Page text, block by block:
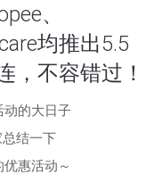
、
均推出5.5
，不容错过！
动的大日子
结一下
惠活动～